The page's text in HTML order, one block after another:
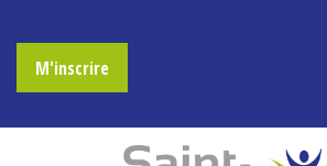
M'inscrire